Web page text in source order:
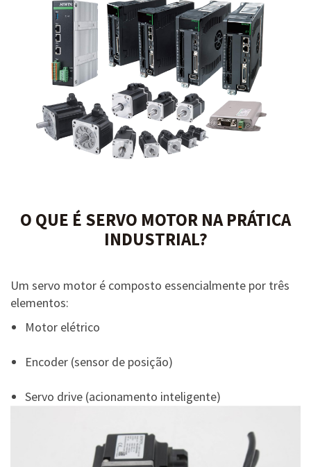
O QUE É SERVO MOTOR NA PRÁTICA
INDUSTRIAL?
Um servo motor é composto essencialmente por três
elementos:
Motor elétrico
Encoder (sensor de posição)
Servo drive (acionamento inteligente)